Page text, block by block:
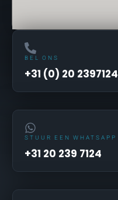
BEL ONS
+31 (0) 20 2397124
STUUR EEN WHATSAPP
+31 20 239 7124